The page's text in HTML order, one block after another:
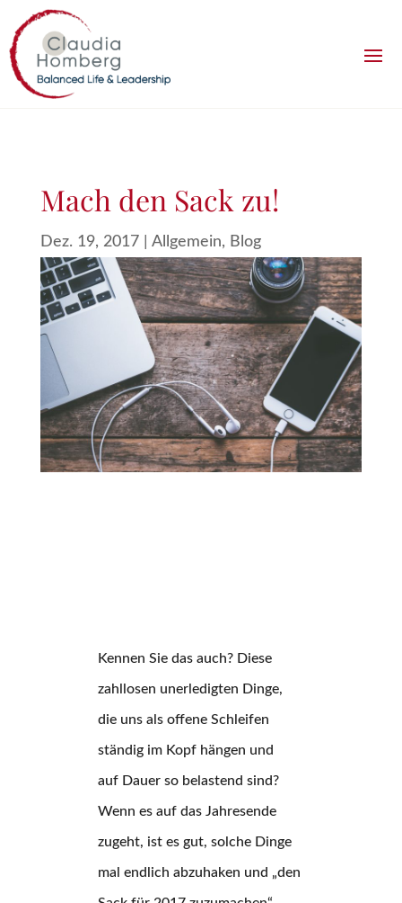
Mach den Sack zu!
Dez. 19, 2017| Allgemein, Blog
Kennen Sie das auch? Diese
zahllosen unerledigten Dinge,
die uns als offene Schleifen
ständig im Kopf hängen und
auf Dauer so belastend sind?
Wenn es auf das Jahresende
zugeht, ist es gut, solche Dinge
mal endlich abzuhaken und „den